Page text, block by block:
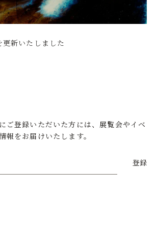
新いたしました
ご登録いただいた方には、展覧会やイベ
報をお届けいたします。
登録